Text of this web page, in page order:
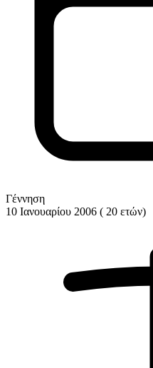
Γέννηση
10 Ιανουαρίου 2006 ( 20 ετών)